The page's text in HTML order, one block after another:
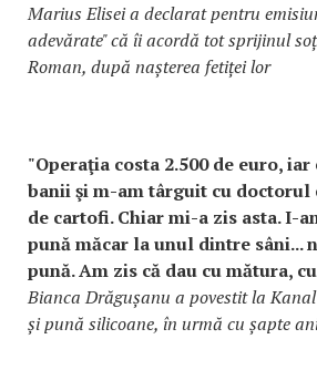
Marius Elisei a declarat pentru
adevărate" că îi acordă tot sprijinul
Roman, după nașterea fetiței lor
"Operaţia costa 2.500 de euro,
banii şi m-am târguit cu doctorul
de cartofi. Chiar mi-a zis asta. I-
pună măcar la unul dintre sâni...
pună. Am zis că dau cu mătura,
Bianca Drăgușanu a povestit la
și pună silicoane, în urmă cu șapte